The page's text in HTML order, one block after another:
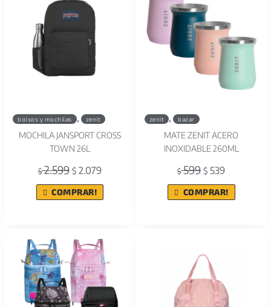
bolsos y mochilas , zenit
MOCHILA JANSPORT CROSS
TOWN 26L
$2.599 $2.079
COMPRAR!
zenit , bazar
MATE ZENIT ACERO
INOXIDABLE 260ML
$599 $ 539
COMPRAR!